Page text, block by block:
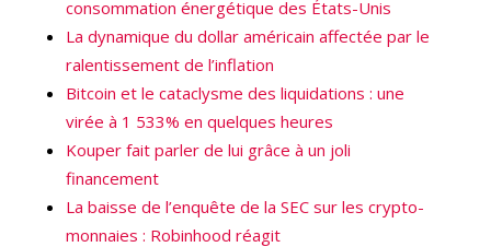
consommation énergétique des États-Unis
La dynamique du dollar américain affectée par le
ralentissement de l’inflation
Bitcoin et le cataclysme des liquidations : une
virée à 1 533% en quelques heures
Kouper fait parler de lui grâce à un joli
financement
La baisse de l’enquête de la SEC sur les crypto-
monnaies : Robinhood réagit